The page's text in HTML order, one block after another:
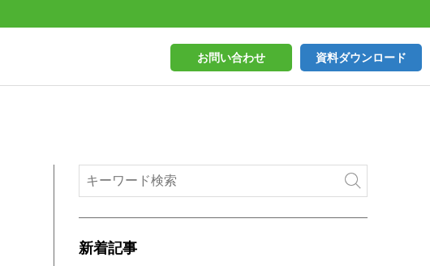
お問い合わせ 資料ダウンロード
新着記事